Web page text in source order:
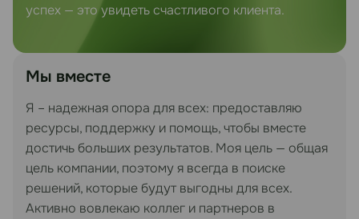
успех — это увидеть счастливого клиента.
Мы вместе
Я – надежная опора для всех: предоставляю
ресурсы, поддержку и помощь, чтобы вместе
достичь больших результатов. Моя цель — общая
цель компании, поэтому я всегда в поиске
решений, которые будут выгодны для всех.
Активно вовлекаю коллег и партнеров в